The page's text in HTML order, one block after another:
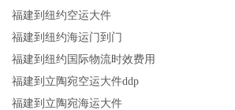
福建到纽约空运大件
福建到纽约海运门到门
福建到纽约国际物流时效费用
福建到立陶宛空运大件ddp
福建到立陶宛海运大件